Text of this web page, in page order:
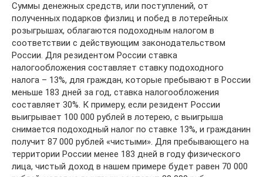
Суммы денежных средств, или поступлений, от
полученных подарков физлиц и побед в лотерейных
розыгрышах, облагаются подоходным налогом в
соответствии с действующим законодательством
России. Для резидентом России ставка
налогообложения составляет ставку подоходного
налога – 13%, для граждан, которые пребывают в России
меньше 183 дней за год, ставка налогообложения
составляет 30%. К примеру, если резидент России
выигрывает 100 000 рублей в лотерею, с выигрыша
снимается подоходный налог по ставке 13%, и гражданин
получит 87 000 рублей «чистыми». Для пребывающего на
территории России менее 183 дней в году физического
лица, чистый доход в нашем примере будет равен 70 000